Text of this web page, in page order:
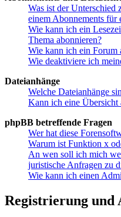
Was ist der Unterschied
einem Abonnements für
Wie kann ich ein
Thema abonnieren?
Wie kann ich ein Forum
Wie deaktiviere ich
Dateianhänge
Welche Dateianhänge
Kann ich eine Übersicht
phpBB betreffende Fragen
Wer hat diese
Warum ist Funktion x
An wen soll ich mich
juristische Anfragen zu
Wie kann ich einen
Registrierung und